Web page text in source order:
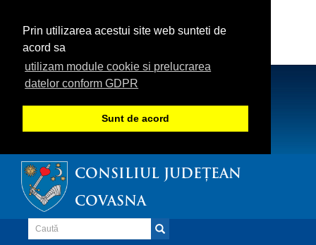
Prin utilizarea acestui site web sunteti de
acord sa
utilizam module cookie si prelucrarea
datelor conform GDPR
Sunt de acord
CONSILIUL JUDEȚEAN
COVASNA